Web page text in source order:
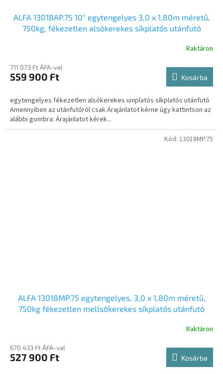
ALFA 13018AP.75 10" egytengelyes 3,0 x 1,80m méretű,
750kg, fékezetlen alsókerekes síkplatós utánfutó
Raktáron
711 073 Ft ÁFA-val
559 900 Ft Kosárba
egytengelyes fékezetlen alsókerekes uniplatós síkplatós utánfutó
Amennyiben az utánfutóról csak Árajánlatot kérne úgy kattintson az
alábbi gombra: Árajánlatot kérek...
ALFA 13018MP.75 egytengelyes, 3,0 x 1,80m méretű,
750kg fékezetlen mellsőkerekes síkplatós utánfutó
Raktáron
670 433 Ft ÁFA-val
527 900 Ft Kosárba
Kód: 13018MP.75